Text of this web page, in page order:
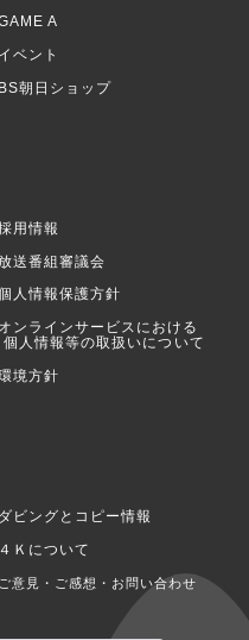
A
イベント
BS朝日ショップ
用情報
送番組審議会
人情報保護方針
オンラインサービスにおける
人情報等の取扱いについて
境方針
ダビングとコピー情報
４Ｋについて
ご意見・ご感想・お問い合わせ